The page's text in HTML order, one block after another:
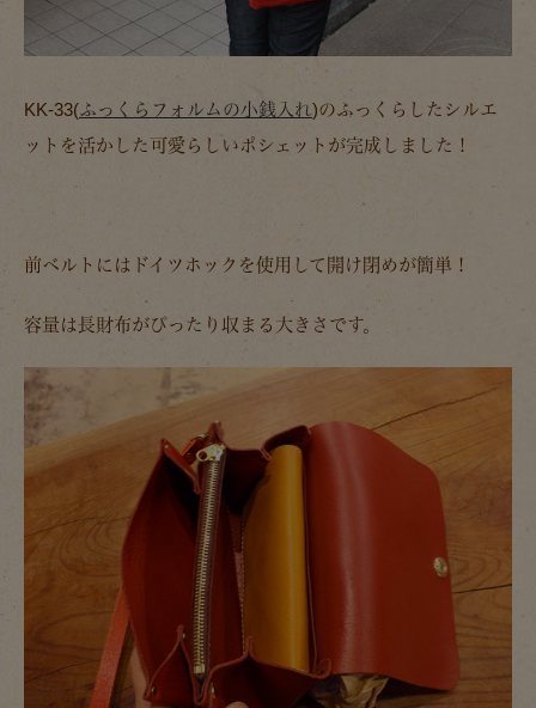
KK-33(ふっくらフォルムの小銭入れ)のふっくらしたシルエ
ットを活かした可愛らしいポシェットが完成しました！
前ベルトにはドイツホックを使用して開け閉めが簡単！
容量は長財布がぴったり収まる大きさです。